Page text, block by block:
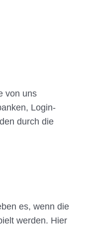
von uns
Login-
durch die
es, wenn die
werden. Hier